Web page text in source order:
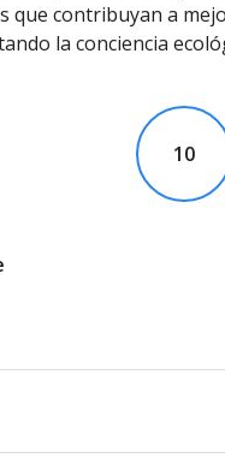
que contribuyan a
la conciencia
10